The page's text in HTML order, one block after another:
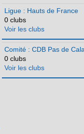
Ligue : Hauts de France
0 clubs
Voir les clubs
Comité : CDB Pas de
0 clubs
Voir les clubs